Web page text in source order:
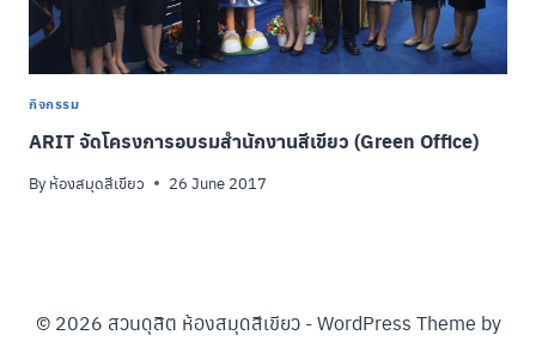
กิจกรรม
ARIT จัดโครงการอบรมสำนักงานสีเขียว (Green Office)
By ห้องสมุดสีเขียว 26 June 2017
© 2026 สวนดุสิต ห้องสมุดสีเขียว - WordPress Theme by